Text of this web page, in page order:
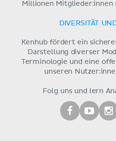
Millionen Mitglieder:innen
DIVERSITÄT
Kenhub fördert ein
Darstellung diverser
Terminologie und eine
unseren
Folg uns und lern